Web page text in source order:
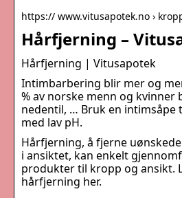
https:// www.vitusapotek.no ›
Hårfjerning –
Hårfjerning | Vitusapotek
Intimbarbering blir mer og
% av norske menn og kvinner
nedentil, … Bruk en intimsåpe
med lav pH.
Hårfjerning, å fjerne
i ansiktet, kan enkelt
produkter til kropp og ansikt.
hårfjerning her.